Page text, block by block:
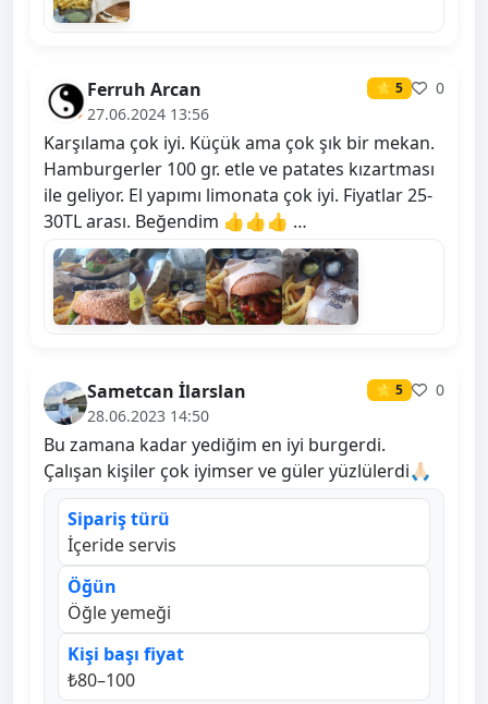
Ferruh Arcan ⭐ 5
0
27.06.2024 13:56
Karşılama çok iyi. Küçük ama çok şık bir mekan.
Hamburgerler 100 gr. etle ve patates kızartması
ile geliyor. El yapımı limonata çok iyi. Fiyatlar 25-
30TL arası. Beğendim 👍👍👍 …
Sametcan İlarslan ⭐ 5
0
28.06.2023 14:50
Bu zamana kadar yediğim en iyi burgerdi.
Çalışan kişiler çok iyimser ve güler yüzlülerdi🙏🏻
Sipariş türü
İçeride servis
Öğün
Öğle yemeği
Kişi başı fiyat
₺80–100